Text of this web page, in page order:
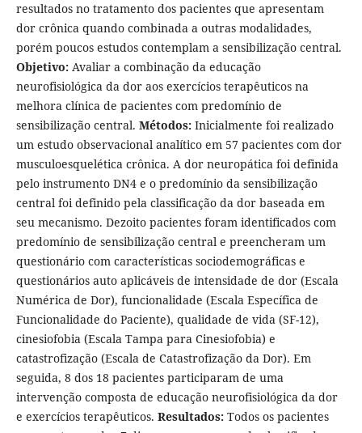
resultados no tratamento dos pacientes que apresentam
dor crônica quando combinada a outras modalidades,
porém poucos estudos contemplam a sensibilização central.
Objetivo:Avaliar a combinação da educação
neurofisiológica da dor aos exercícios terapêuticos na
melhora clínica de pacientes com predomínio de
sensibilização central. Métodos: Inicialmente foi realizado
um estudo observacional analítico em 57 pacientes com dor
musculoesquelética crônica. A dor neuropática foi definida
pelo instrumento DN4 e o predomínio da sensibilização
central foi definido pela classificação da dor baseada em
seu mecanismo. Dezoito pacientes foram identificados com
predomínio de sensibilização central e preencheram um
questionário com características sociodemográficas e
questionários auto aplicáveis de intensidade de dor (Escala
Numérica de Dor), funcionalidade (Escala Específica de
Funcionalidade do Paciente), qualidade de vida (SF-12),
cinesiofobia (Escala Tampa para Cinesiofobia) e
catastrofização (Escala de Catastrofização da Dor). Em
seguida, 8 dos 18 pacientes participaram de uma
intervenção composta de educação neurofisiológica da dor
e exercícios terapêuticos. Resultados: Todos os pacientes